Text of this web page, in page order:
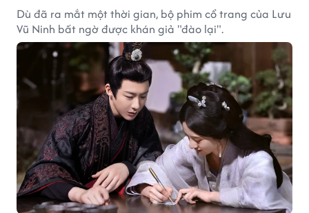
Dù đã ra mắt một thời gian, bộ phim cổ trang của Lưu
Vũ Ninh bất ngờ được khán giả "đào lại".